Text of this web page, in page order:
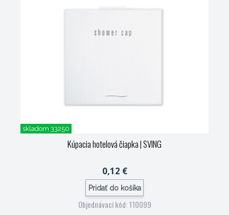
skladom 33250
Kúpacia hotelová čiapka| SVING
0,12 €
Pridať do košíka
Objednávací kód: 110099